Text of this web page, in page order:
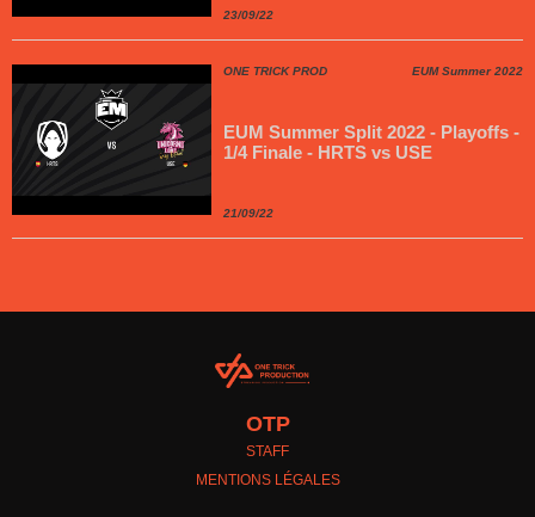
23/09/22
ONE TRICK PROD EUM Summer 2022
EUM Summer Split 2022 - Playoffs -
1/4 Finale - HRTS vs USE
21/09/22
OTP
STAFF
MENTIONS LÉGALES